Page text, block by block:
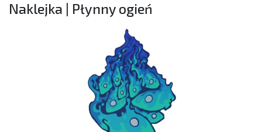
Naklejka | Płynny ogień